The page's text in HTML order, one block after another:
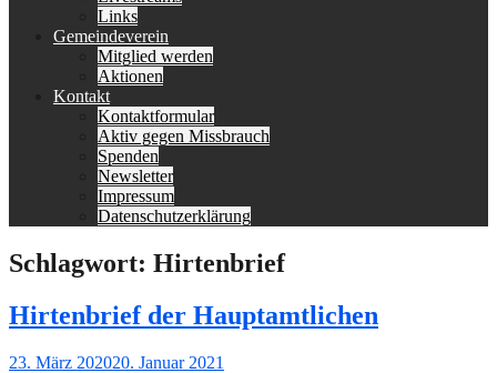
Links
Gemeindeverein
Mitglied werden
Aktionen
Kontakt
Kontaktformular
Aktiv gegen Missbrauch
Spenden
Newsletter
Impressum
Datenschutzerklärung
Schlagwort: Hirtenbrief
Hirtenbrief der Hauptamtlichen
Gepostet
23. März 202020. Januar 2021